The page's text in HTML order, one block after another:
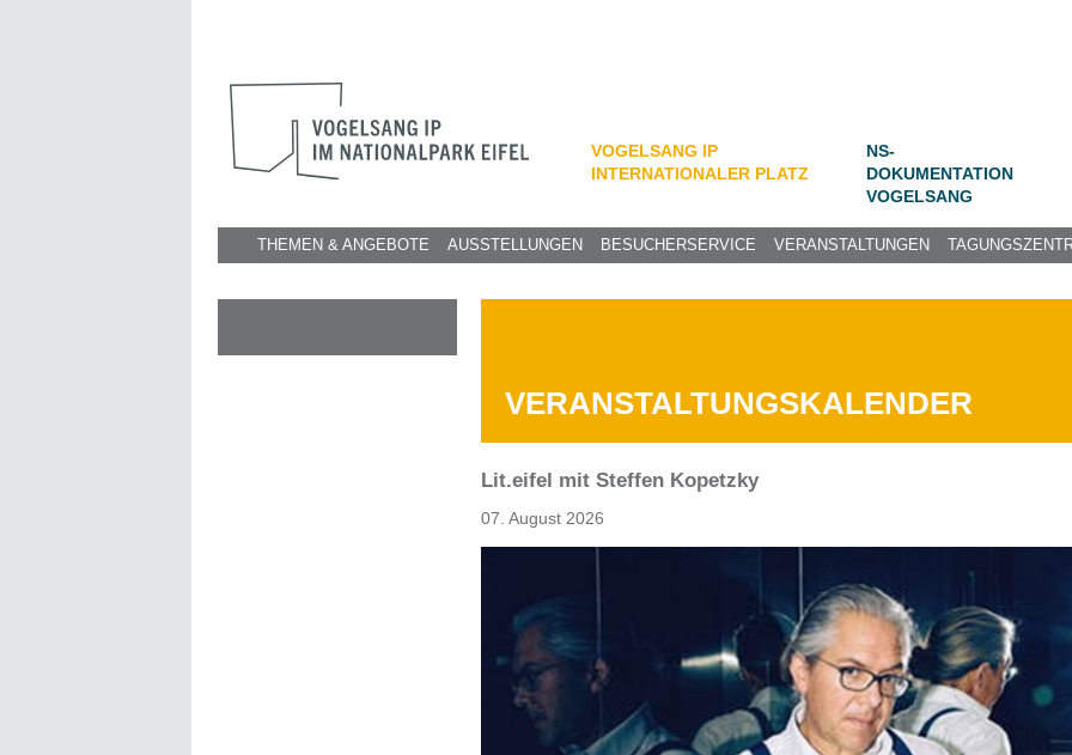
VOGELSANG IP
INTERNATIONALER PLATZ
NS-
DOKUMENTATION
VOGELSANG
THEMEN & ANGEBOTE AUSSTELLUNGEN BESUCHERSERVICE VERANSTALTUNGEN
VERANSTALTUNGSKALENDER
Lit.eifel mit Steffen Kopetzky
07. August 2026